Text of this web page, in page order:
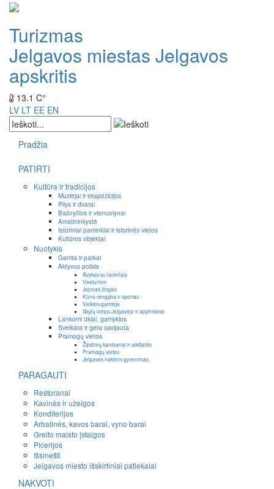
Turizmas
Jelgavos miestas Jelgavos
apskritis
13.1 C°
LV LT EE EN
Pradžia
PATIRTI
Kultūra ir tradicijos
Muziejai ir ekspozicijos
Pilys ir dvarai
Bažnyčios ir vienuolynai
Amatininkystė
Istoriniai paminklai ir istorinės vietos
Kultūros objektai
Nuotykis
Gamta ir parkai
Aktyvus poilsis
Išvykos su laiveliais
Veeturism
Jojimas žirgais
Kūno rengyba ir sportas
Veiklos gamtoje
Iškylų vietos Jelgavoje ir apylinkėse
Lankomi ūkiai, gamyklos
Sveikata ir gera savijauta
Pramogų vietos
Žaidimų kambariai ir aikštelės
Pramogų vietos
Jelgavos naktinis gyvenimas
PARAGAUTI
Restoranai
Kavinės ir užeigos
Konditerijos
Arbatinės, kavos barai, vyno barai
Greito maisto įstaigos
Picerijos
Išsinešti
Jelgavos miesto išskirtiniai patiekalai
NAKVOTI